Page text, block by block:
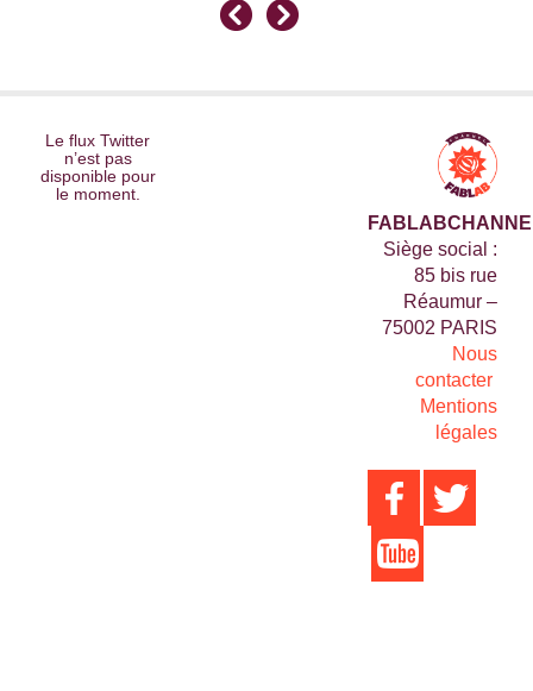
Le flux Twitter
n’est pas
disponible pour
le moment.
Siège social :
85 bis rue
Réaumur –
75002 PARIS
Nous
contacter
Mentions
légales